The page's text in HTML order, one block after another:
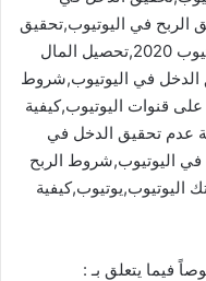
فيما يتعلق بـ :